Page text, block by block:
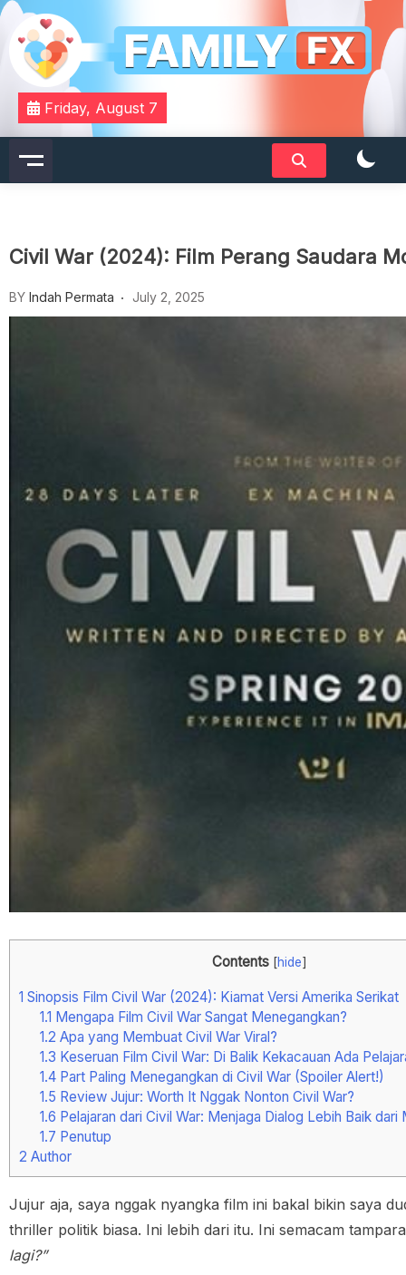
Skip
content
Familyfx
Your Daily Dose of Family Wisdom
Friday, August 7
Civil War (2024): Film Perang Saudara
BY Indah Permata July 2, 2025
Contents [hide]
1 Sinopsis Film Civil War (2024): Kiamat Versi Amerika Serikat
1.1 Mengapa Film Civil War Sangat Menegangkan?
1.2 Apa yang Membuat Civil War Viral?
1.3 Keseruan Film Civil War: Di Balik Kekacauan Ada
1.4Part Paling Menegangkan di Civil War (Spoiler Alert!)
1.5 Review Jujur: Worth It Nggak Nonton Civil War?
1.6 Pelajaran dari Civil War: Menjaga Dialog Lebih Baik dari
1.7 Penutup
2 Author
Jujur aja, saya nggak nyangka film ini bakal bikin saya
thriller politik biasa. Ini lebih dari itu. Ini semacam
lagi?”